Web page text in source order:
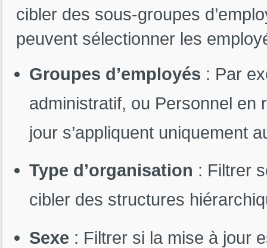
cibler des sous-groupes
peuvent sélectionner les
Groupes d’employés : Par
administratif, ou Personnel en
jour s’appliquent uniquement
Type d’organisation : Filtrer
cibler des structures
Sexe : Filtrer si la mise à jour